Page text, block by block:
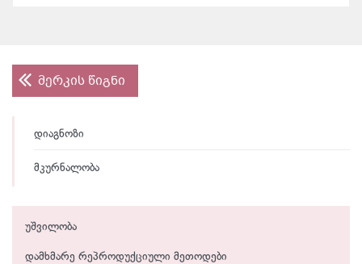
მერკის წიგნი
დიაგნოზი
მკურნალობა
უშვილობა
დამხმარე რეპროდუქციული მეთოდები